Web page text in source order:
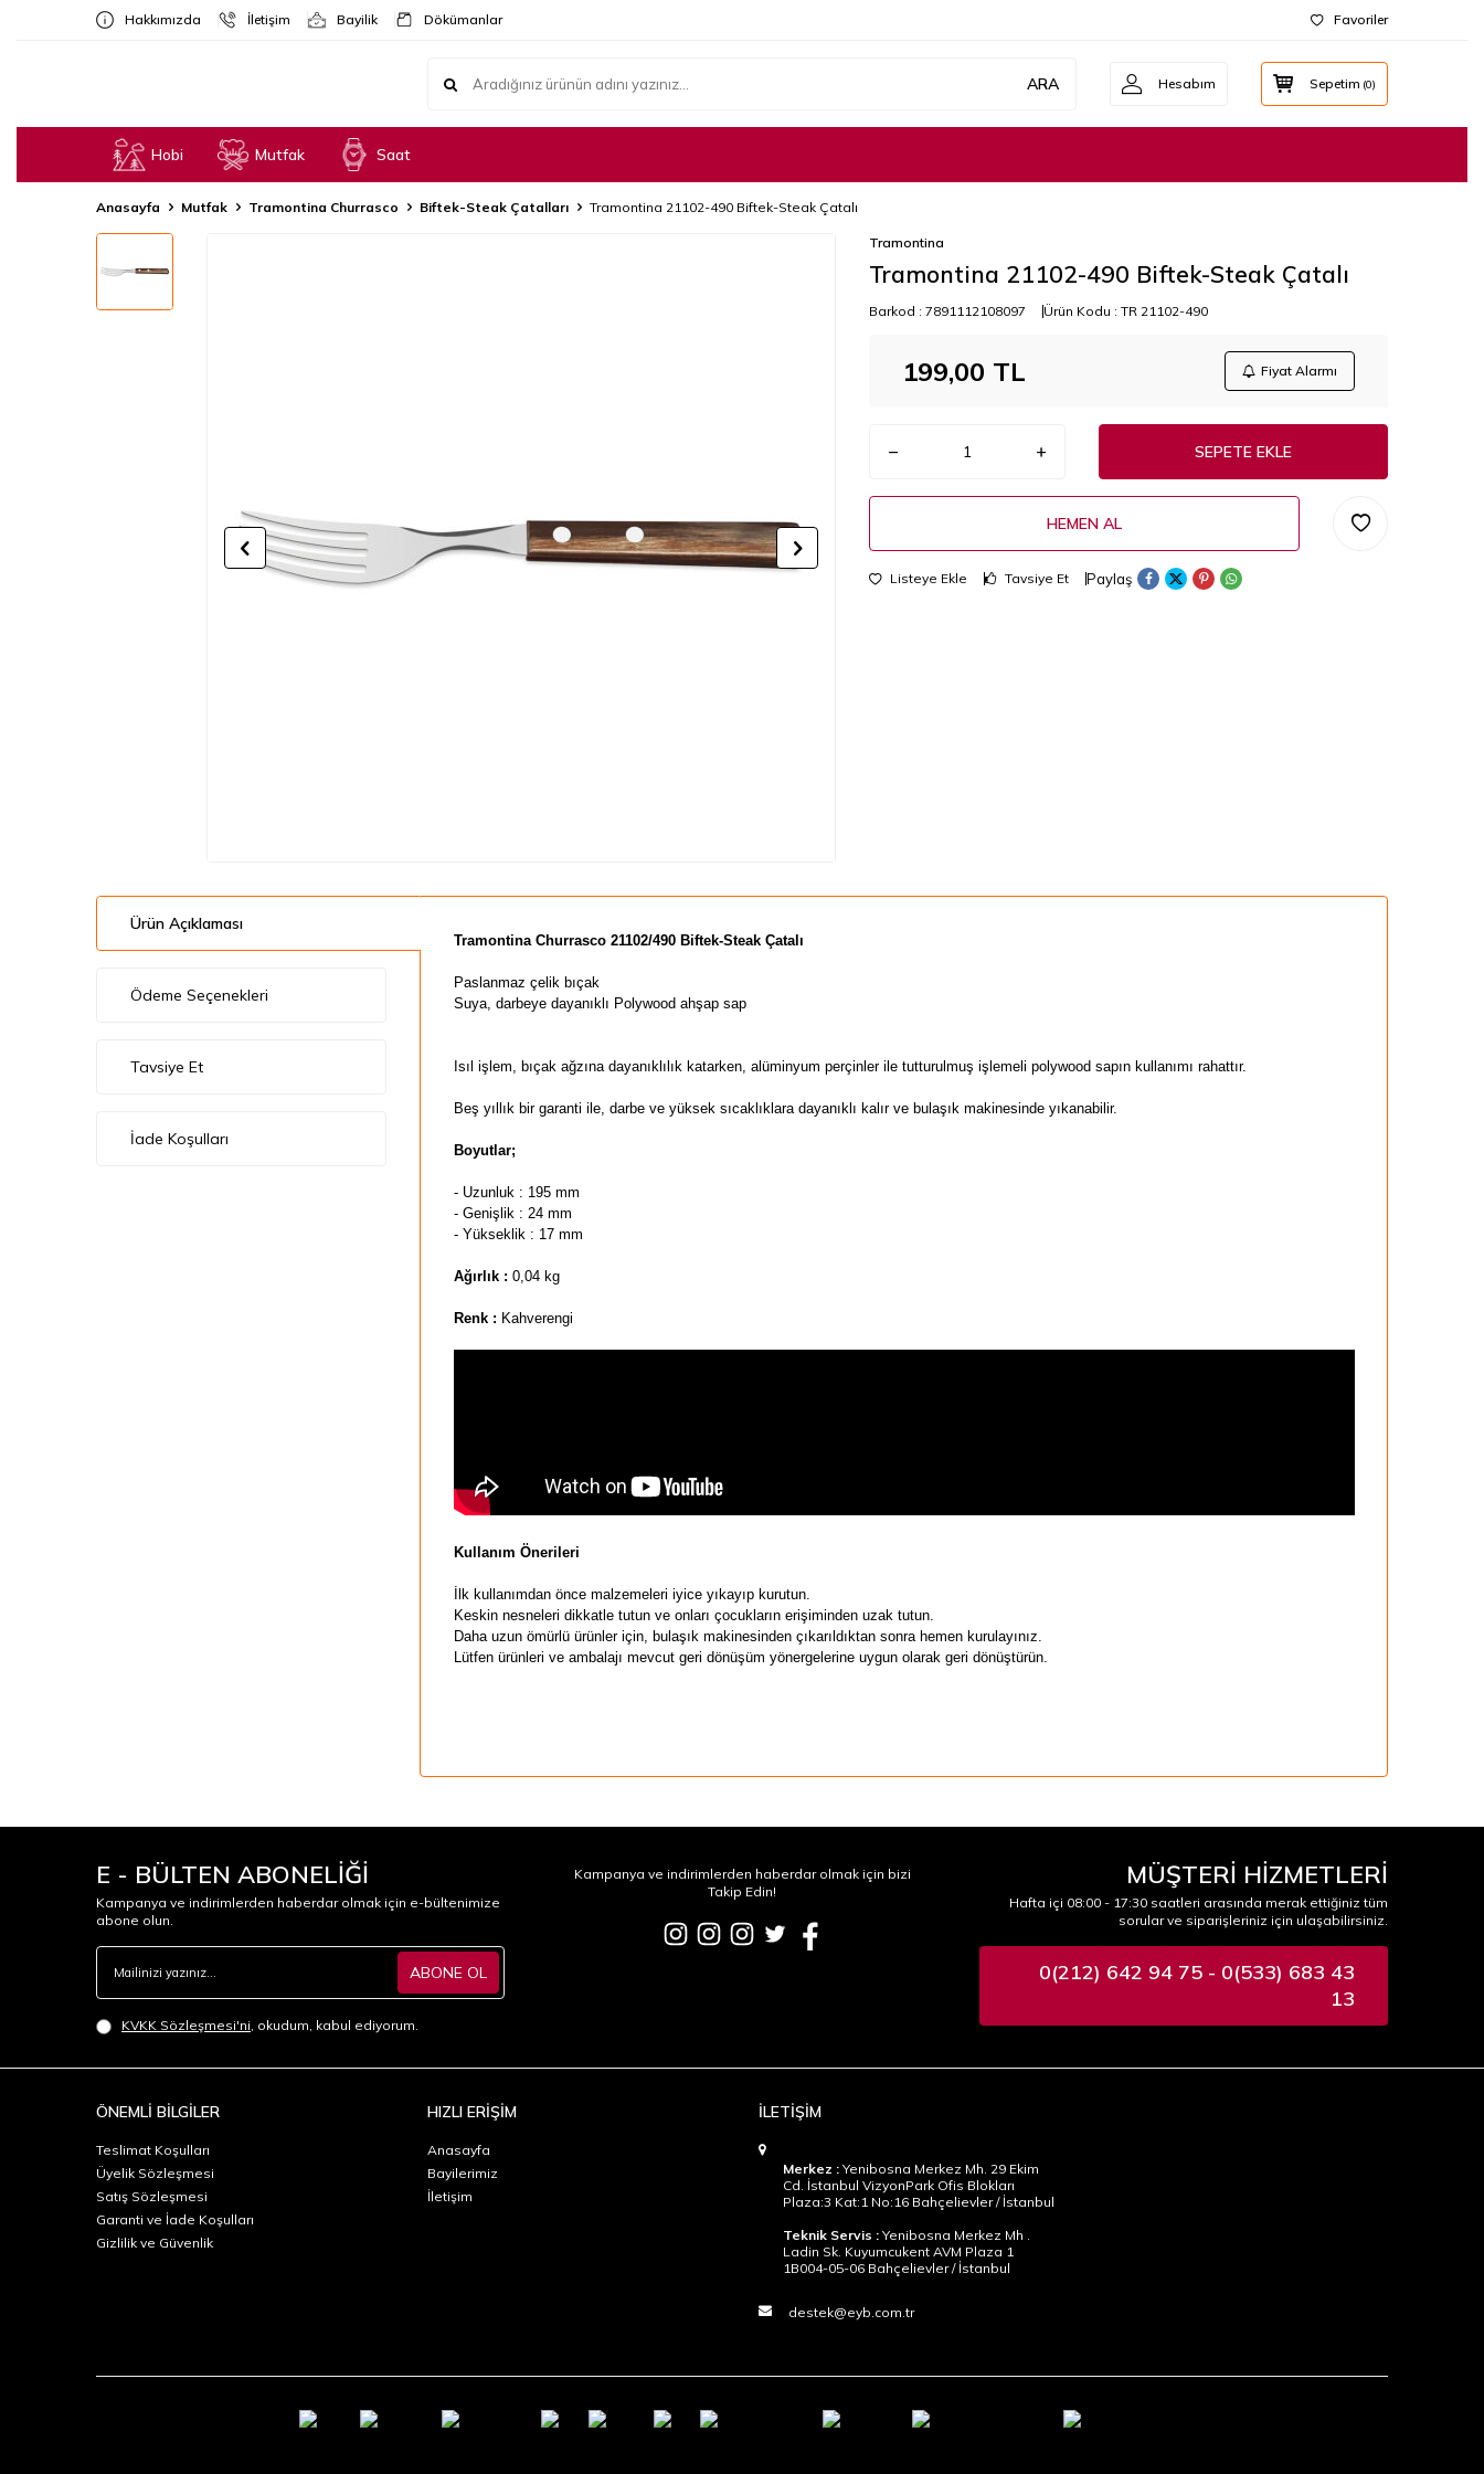
Hakkımızda İletişim Bayilik Dökümanlar Favoriler
ARA Hesabım Sepetim (0)
Hobi Mutfak Saat
Anasayfa Mutfak Tramontina Churrasco Biftek-Steak Çatalları Tramontina 21102-490 Biftek-Steak Çatalı
Tramontina
Tramontina 21102-490 Biftek-Steak Çatalı
Barkod : 7891112108097 Ürün Kodu : TR 21102-490
199,00 TL Fiyat Alarmı
SEPETE EKLE
HEMEN AL
Listeye Ekle Tavsiye Et Paylaş
Ürün Açıklaması
Ödeme Seçenekleri
Tavsiye Et
İade Koşulları
Tramontina Churrasco 21102/490 Biftek-Steak Çatalı
Paslanmaz çelik bıçak
Suya, darbeye dayanıklı Polywood ahşap sap
Isıl işlem, bıçak ağzına dayanıklılık katarken, alüminyum perçinler ile tutturulmuş işlemeli polywood sapın kullanımı rahattır.
Beş yıllık bir garanti ile, darbe ve yüksek sıcaklıklara dayanıklı kalır ve bulaşık makinesinde yıkanabilir.
Boyutlar;
- Uzunluk : 195 mm
- Genişlik : 24 mm
- Yükseklik : 17 mm
Ağırlık : 0,04 kg
Renk : Kahverengi
Kullanım Önerileri
İlk kullanımdan önce malzemeleri iyice yıkayıp kurutun.
Keskin nesneleri dikkatle tutun ve onları çocukların erişiminden uzak tutun.
Daha uzun ömürlü ürünler için, bulaşık makinesinden çıkarıldıktan sonra hemen kurulayınız.
Lütfen ürünleri ve ambalajı mevcut geri dönüşüm yönergelerine uygun olarak geri dönüştürün.
E - BÜLTEN ABONELİĞİ
Kampanya ve indirimlerden haberdar olmak için e-bültenimize
abone olun.
ABONE OL
KVKK Sözleşmesi'ni, okudum, kabul ediyorum.
Kampanya ve indirimlerden haberdar olmak için bizi
Takip Edin!
MÜŞTERİ HİZMETLERİ
Hafta içi 08:00 - 17:30 saatleri arasında merak ettiğiniz tüm
sorular ve siparişleriniz için ulaşabilirsiniz.
0(212) 642 94 75 - 0(533) 683 43
13
ÖNEMLİ BİLGİLER
Teslimat Koşulları
Üyelik Sözleşmesi
Satış Sözleşmesi
Garanti ve İade Koşulları
Gizlilik ve Güvenlik
HIZLI ERİŞİM
Anasayfa
Bayilerimiz
İletişim
İLETİŞİM
Merkez : Yenibosna Merkez Mh. 29 Ekim
Cd. İstanbul VizyonPark Ofis Blokları
Plaza:3 Kat:1 No:16 Bahçelievler / İstanbul
Teknik Servis : Yenibosna Merkez Mh .
Ladin Sk. Kuyumcukent AVM Plaza 1
1B004-05-06 Bahçelievler / İstanbul
destek@eyb.com.tr